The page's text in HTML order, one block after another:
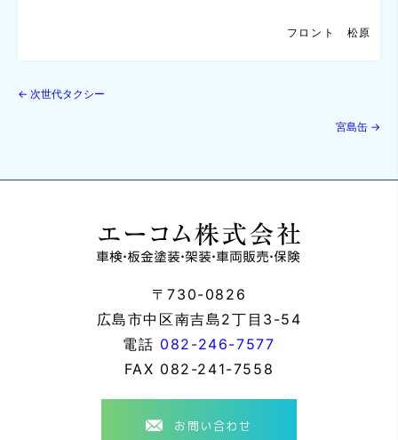
フロント 松原
← 次世代タクシー
宮島缶 →
〒730-0826
広島市中区南吉島2丁目3-54
電話 082-246-7577
FAX 082-241-7558
お問い合わせ